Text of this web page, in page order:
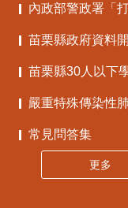
內政部警政署「
苗栗縣政府資料
苗栗縣30人以下
嚴重特殊傳染性